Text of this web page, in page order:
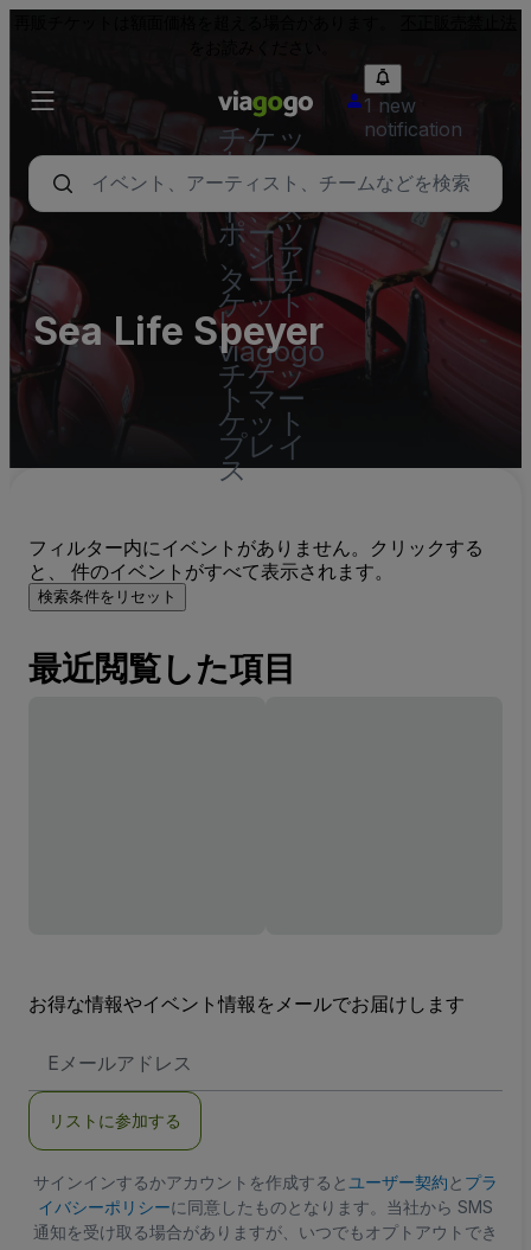
チケッ
ト - コ
ンサー
ト、ス
ポーツ
、シア
ターチ
ケット
|
viagogo
チケッ
トマー
ケット
プレイ
ス
1 new
notification
Sea Life Speyer
フィルター内にイベントがありません。クリックする
と、 件のイベントがすべて表示されます。
検索条件をリセット
最近閲覧した項目
お得な情報やイベント情報をメールでお届けします
メ
ア
ス
リストに参加する
サインインするかアカウントを作成すると ユーザー契約と プラ
イバシーポリシーに同意したものとなります。当社から SMS
通知を受け取る場合がありますが、いつでもオプトアウトでき